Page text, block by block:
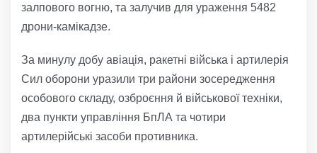
залпового вогню, та залучив для ураження 5482
дрони-камікадзе.
За минулу добу авіація, ракетні війська і артилерія
Сил оборони уразили три райони зосередження
особового складу, озброєння й військової техніки,
два пункти управління БпЛА та чотири
артилерійські засоби противника.